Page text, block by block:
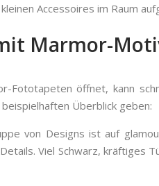
Accessoires im Raum
Marmor-
Fototapeten öffnet, kann
Überblick geben:
von Designs ist auf
Viel Schwarz, kräftiges